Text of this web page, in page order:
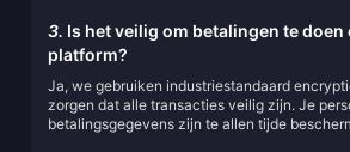
3. Is het veilig om betalingen te doen
platform?
Ja, we gebruiken industriestandaard
zorgen dat alle transacties veilig zijn. Je
betalingsgegevens zijn te allen tijde